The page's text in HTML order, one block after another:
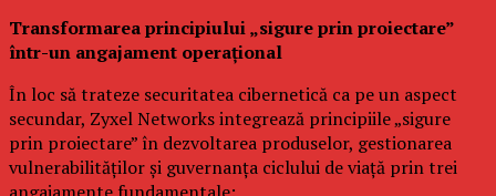
Transformarea principiului „sigure prin proiectare”
într-un angajament operațional
În loc să trateze securitatea cibernetică ca pe un aspect
secundar, Zyxel Networks integrează principiile „sigure
prin proiectare” în dezvoltarea produselor, gestionarea
vulnerabilităților și guvernanța ciclului de viață prin trei